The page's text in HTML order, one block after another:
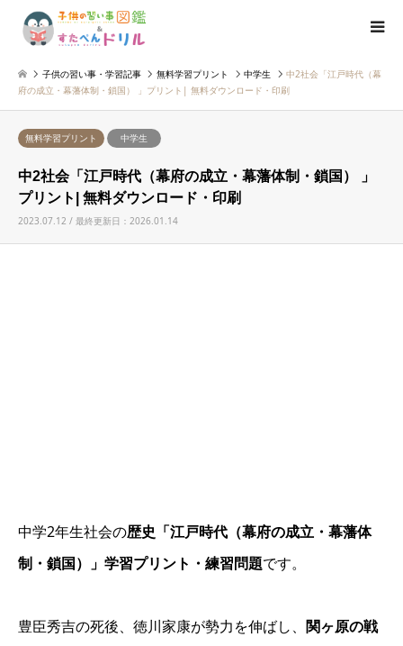
子供の習い事・学習記事 無料学習プリント 中学生
中2社会「江戸時代（幕
府の成立・幕藩体制・鎖国） 」プリント| 無料ダウンロード・印刷
無料学習プリント 中学生
中2社会「江戸時代（幕府の成立・幕藩体制・鎖国） 」
プリント| 無料ダウンロード・印刷
2023.07.12 / 最終更新日：2026.01.14
中学2年生社会の歴史「江戸時代（幕府の成立・幕藩体
制・鎖国）」学習プリント・練習問題です。
豊臣秀吉の死後、徳川家康が勢力を伸ばし、 関ヶ原の戦